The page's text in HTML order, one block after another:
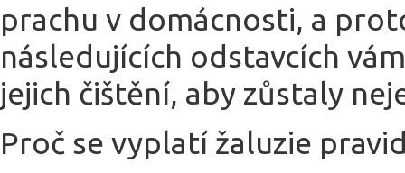
prachu v domácnosti, a
následujících odstavcích
jejich čištění, aby zůstaly
Proč se vyplatí žaluzie